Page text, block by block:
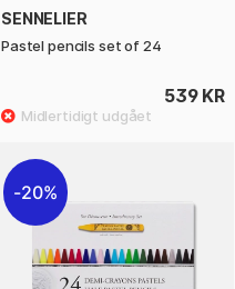
SENNELIER
Pastel pencils set of 24
539 KR
20%